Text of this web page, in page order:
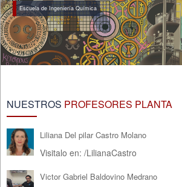
Escuela de Ingeniería Química
NUESTROS PROFESORES PLANTA
Liliana Del pilar Castro Molano
Visitalo en: /LilianaCastro
Victor Gabriel Baldovino Medrano